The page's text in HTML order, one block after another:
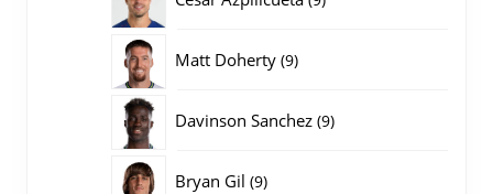
Matt Doherty 99
Davinson Sanchez 99
Bryan Gil 99